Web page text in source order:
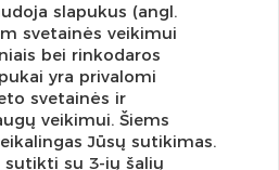
slapukus (angl.
svetainės veikimui
bei rinkodaros
yra privalomi
svetainės ir
veikimui. Šiems
Jūsų sutikimas.
su 3-ių šalių